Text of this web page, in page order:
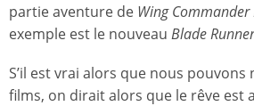
partie aventure de Wing Commander
exemple est le nouveau Blade Runner
S’il est vrai alors que nous pouvons
films, on dirait alors que le rêve est